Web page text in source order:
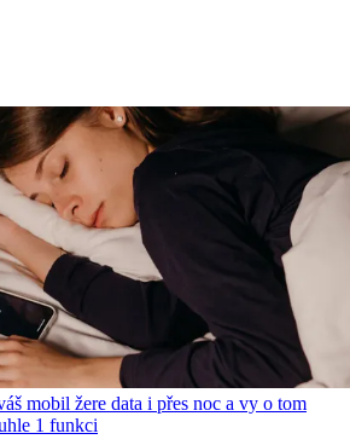
mobil žere data i přes noc a vy o tom
1 funkci